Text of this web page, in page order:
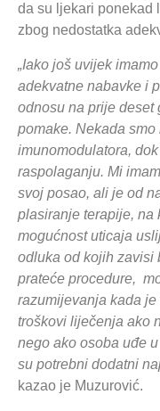
da su ljekari ponekad
zbog nedostatka
„Iako još uvijek
adekvatne nabavke i
odnosu na prije
pomake. Nekada
imunomodulatora,
raspolaganju. Mi
svoj posao, ali je od
plasiranje terapije, na
mogućnost uticaja
odluka od kojih zavisi
prateće procedure,
razumijevanja kada
troškovi liječenja ako
nego ako osoba uđe
su potrebni dodatni
kazao je Muzurović.